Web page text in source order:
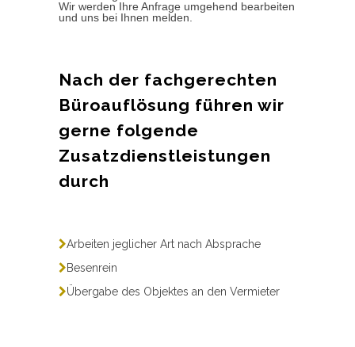
Wir werden Ihre Anfrage umgehend bearbeiten
und uns bei Ihnen melden.
Nach der fachgerechten
Büroauflösung führen wir
gerne folgende
Zusatzdienstleistungen
durch
Arbeiten jeglicher Art nach Absprache
Besenrein
Übergabe des Objektes an den Vermieter